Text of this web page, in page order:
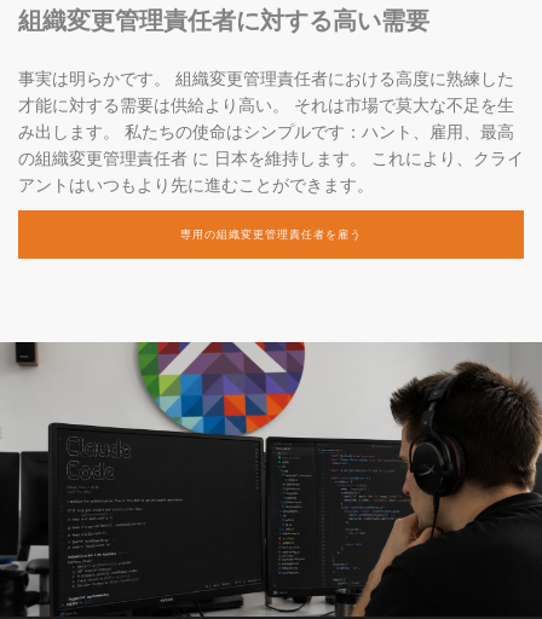
組織変更管理責任者に対する高い需要
事実は明らかです。 組織変更管理責任者における高度に熟練した
才能に対する需要は供給より高い。 それは市場で莫大な不足を生
み出します。 私たちの使命はシンプルです：ハント、雇用、最高
の組織変更管理責任者 に 日本を維持します。 これにより、クライ
アントはいつもより先に進むことができます。
専用の組織変更管理責任者を雇う